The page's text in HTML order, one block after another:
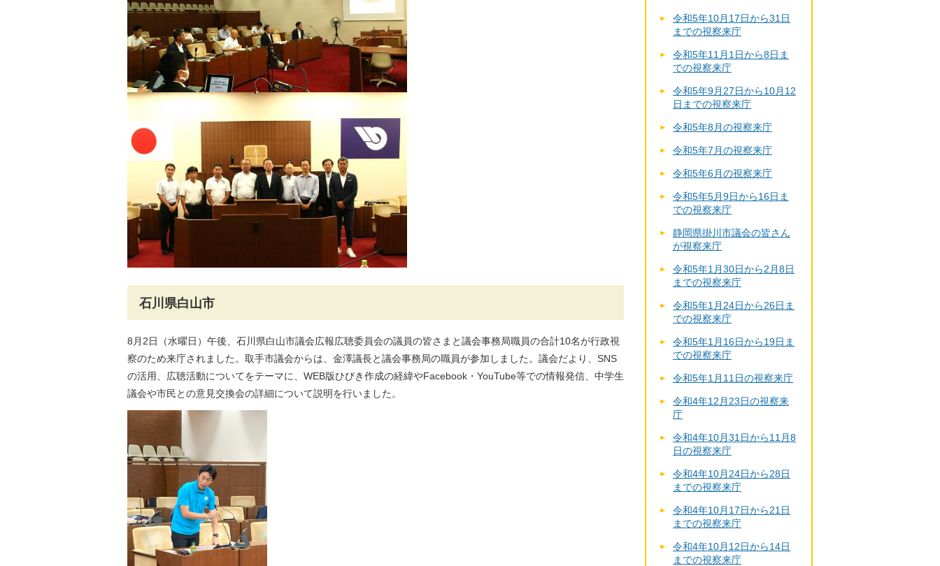
石川県白山市
8月2日（水曜日）午後、石川県白山市議会広報広聴委員会の議員の皆さまと議会事務局職員の合計10名が行政視
察のため来庁されました。取手市議会からは、金澤議長と議会事務局の職員が参加しました。議会だより、SNS
の活用、広聴活動についてをテーマに、WEB版ひびき作成の経緯やFacebook・YouTube等での情報発信、中学生
議会や市民との意見交換会の詳細について説明を行いました。
令和5年10月17日から31日
までの視察来庁
令和5年11月1日から8日ま
での視察来庁
令和5年9月27日から10月12
日までの視察来庁
令和5年8月の視察来庁
令和5年7月の視察来庁
令和5年6月の視察来庁
令和5年5月9日から16日ま
での視察来庁
静岡県掛川市議会の皆さん
が視察来庁
令和5年1月30日から2月8日
までの視察来庁
令和5年1月24日から26日ま
での視察来庁
令和5年1月16日から19日ま
での視察来庁
令和5年1月11日の視察来庁
令和4年12月23日の視察来
庁
令和4年10月31日から11月8
日の視察来庁
令和4年10月24日から28日
までの視察来庁
令和4年10月17日から21日
までの視察来庁
令和4年10月12日から14日
までの視察来庁